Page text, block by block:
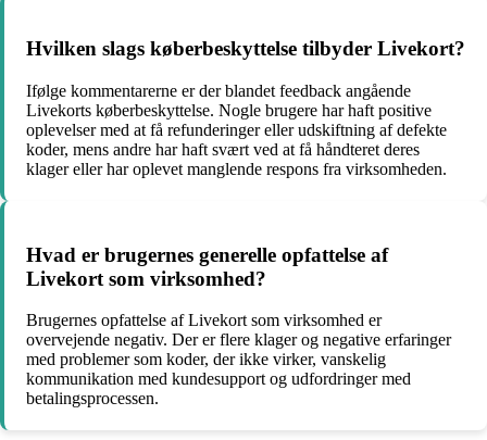
Hvilken slags køberbeskyttelse tilbyder Livekort?
Ifølge kommentarerne er der blandet feedback angående
Livekorts køberbeskyttelse. Nogle brugere har haft positive
oplevelser med at få refunderinger eller udskiftning af defekte
koder, mens andre har haft svært ved at få håndteret deres
klager eller har oplevet manglende respons fra virksomheden.
Hvad er brugernes generelle opfattelse af
Livekort som virksomhed?
Brugernes opfattelse af Livekort som virksomhed er
overvejende negativ. Der er flere klager og negative erfaringer
med problemer som koder, der ikke virker, vanskelig
kommunikation med kundesupport og udfordringer med
betalingsprocessen.